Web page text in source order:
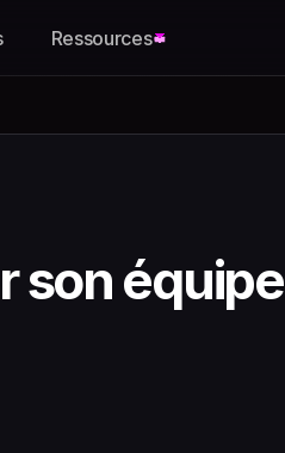
Ressources
son équipe